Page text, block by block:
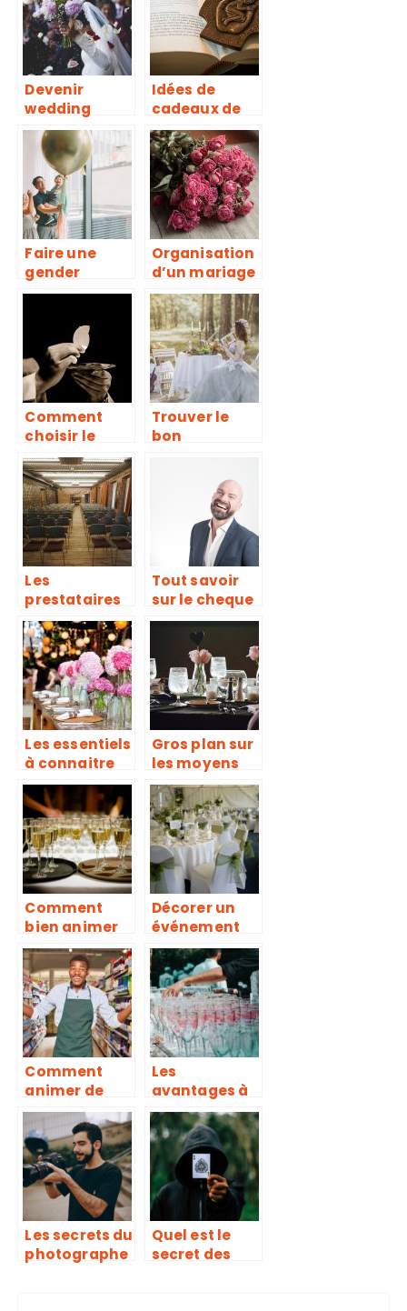
Devenir
wedding
planner :
business ou
passion ?
Idées de
cadeaux de
baptême
pour bébé
Faire une
gender
reveal,
s’organiser ?
Organisation
d’un mariage
champetre:
nos conseils
Comment
choisir le
chant d’un
sacrement de
communion ?
Trouver le
bon
l’essentiel a
Les
prestataires
indispensabl
es pour
organiser un
seminaire
d’entreprise
Tout savoir
sur le cheque
cadeau
comme
solution
cadeau pour
CSE
Les essentiels
à connaitre
pour bien
organiser son
mariage
Gros plan sur
les moyens
efficaces
pour bien
organiser une
réception
Comment
bien animer
vos
evenements ?
Décorer un
événement
avec des
bouteilles de
verre : les
meilleures
inspirations !
Comment
animer de
manière
efficace un
point de
vente ?
Les
avantages à
engager un
traiteur pour
un
événement
d’entreprise
Les secrets du
photographe
Quel est le
secret des